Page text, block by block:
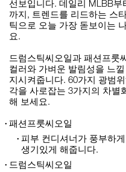
선보입니다. 데일리 MLBB
까지, 트렌드를 리드하는 스
틱으로 오늘 가장 돋보이는
요.
드럼스틱씨오일과 패션프룻
컬러와 가벼운 발림성을 느
지시켜줍니다. 60가지 광범
각을 사로잡는 3가지의 차별
해 보세요.
패션프룻씨오일
피부 컨디셔너가 풍부하
생기있게 해줍니다.
드럼스틱씨오일